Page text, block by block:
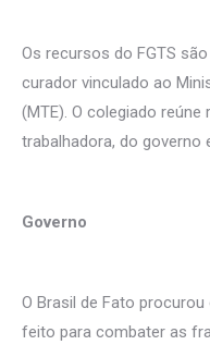
Os recursos do FGTS
curador vinculado ao
(MTE). O colegiado
trabalhadora, do governo
Governo
O Brasil de Fato
feito para combater as